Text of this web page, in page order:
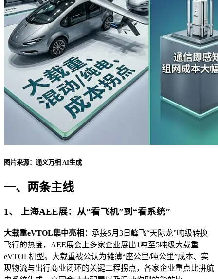
图片来源：通义万相 AI生成
一、两条主线
1、 上海AEE展：从“看飞机”到“看系统”
大载重eVTOL集中亮相： 承接5月3日峰飞“天际龙”吨级转换
飞行的热度，AEE展会上多家企业展出1吨至5吨级大载重
eVTOL机型。大载重被公认为摊薄“座公里/吨公里”成本、实
现物流与出行商业闭环的关键工程拐点，各家企业重点比拼航